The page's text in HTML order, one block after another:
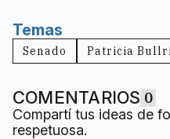
Temas
Senado Patricia
COMENTARIOS 0
Compartí tus ideas de
respetuosa.